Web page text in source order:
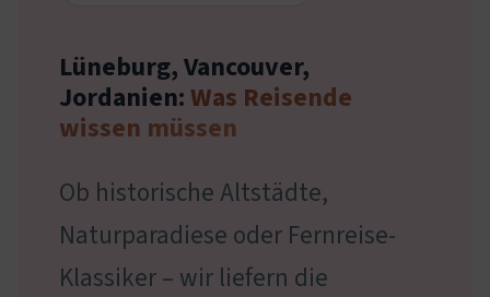
Lüneburg, Vancouver,
Jordanien:Was Reisende
wissen müssen
Ob historische Altstädte,
Naturparadiese oder Fernreise-
Klassiker – wir liefern die